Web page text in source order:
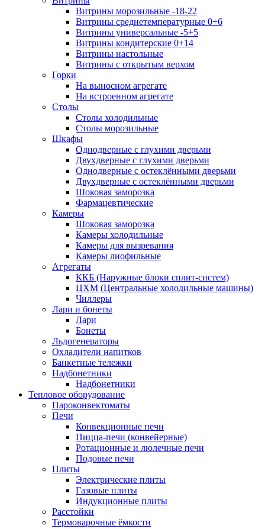
Витрины морозильные -18-22
Витрины среднетемпературные 0+6
Витрины универсальные -5+5
Витрины кондитерские 0+14
Витрины настольные
Витрины с открытым верхом
Горки
На выносном агрегате
На встроенном агрегате
Столы
Столы холодильные
Столы морозильные
Шкафы
Однодверные с глухими дверьми
Двухдверные с глухими дверьми
Однодверные с остеклёнными дверьми
Двухдверные с остеклёнными дверьми
Шоковая заморозка
Фармацевтические
Камеры
Шоковая заморозка
Камеры холодильные
Камеры для вызревания
Камеры лиофильные
Агрегаты
ККБ (Наружные блоки сплит-систем)
ЦХМ (Центральные холодильные машины)
Чиллеры
Лари и бонеты
Лари
Бонеты
Льдогенераторы
Охладители напитков
Банкетные тележки
Надбонетники
Надбонетники
Тепловое оборудование
Пароконвектоматы
Печи
Конвекционные печи
Пицца-печи (конвейерные)
Ротационные и люлечные печи
Подовые печи
Плиты
Электрические плиты
Газовые плиты
Индукционные плиты
Расстойки
Термоварочные ёмкости